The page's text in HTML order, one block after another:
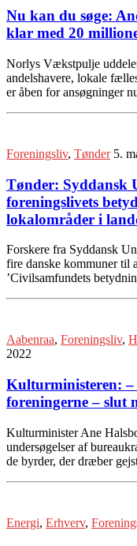
Nu kan du søge:
klar med 20
Norlys Vækstpulje
andelshavere, lokale
er åben for ansøgninger
Foreningsliv, Tønder 5.
Tønder: Syddansk
foreningslivets
lokalområder i
Forskere fra Syddansk
fire danske kommuner til
’Civilsamfundets
Aabenraa, Foreningsliv,
2022
Kulturministeren: –
foreningerne – slut
Kulturminister Ane
undersøgelser af
de byrder, der dræber
Energi, Erhverv,